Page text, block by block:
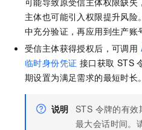
主体也可能引入权限提升风
中充分验证，再应用到生产账
受信主体获得授权后，可调用
临时身份凭证 接口获取 STS
期设置为满足需求的最短时长。
说明 STS 令牌的有效
最大会话时间。